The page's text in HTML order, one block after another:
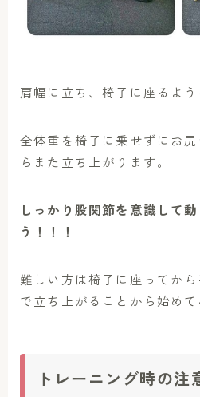
肩幅に立ち、椅子に座るよう
全体重を椅子に乗せずにお
らまた立ち上がります。
しっかり股関節を意識して
う！！！
難しい方は椅子に座ってか
で立ち上がることから始め
トレーニング時の注